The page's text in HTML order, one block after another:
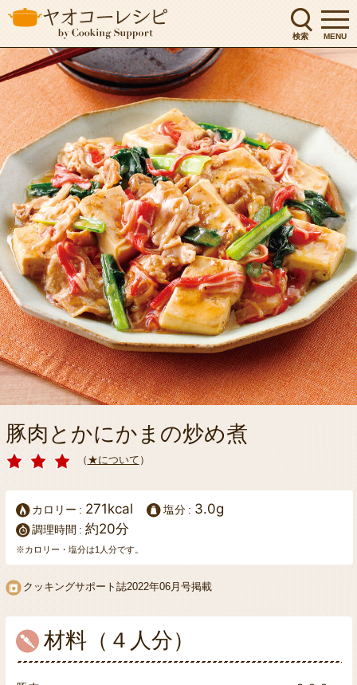
検索 MENU
豚肉とかにかまの炒め煮
（ ★について ）
カロリー 271kcal 塩分 3.0g
調理時間 約20分
※カロリー・塩分は1人分です。
クッキングサポート誌2022年06月号掲載
材料（４人分）